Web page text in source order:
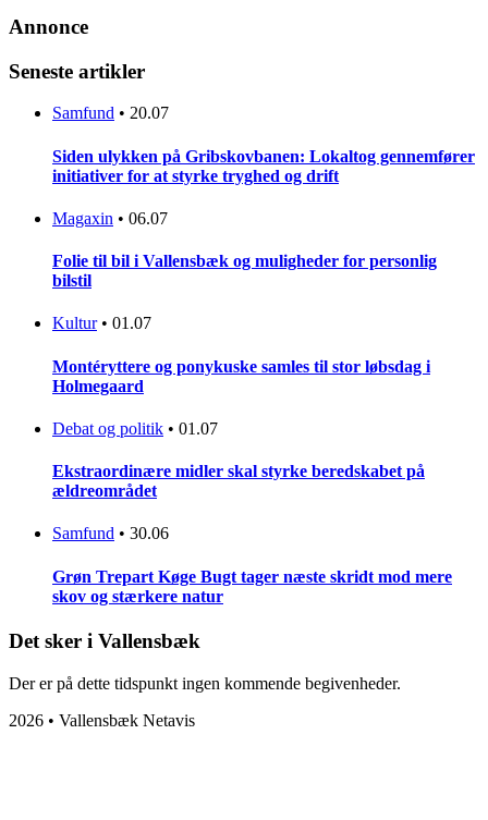
Annonce
Seneste artikler
Samfund • 20.07
Siden ulykken på Gribskovbanen: Lokaltog gennemfører
initiativer for at styrke tryghed og drift
Magaxin • 06.07
Folie til bil i Vallensbæk og muligheder for personlig
bilstil
Kultur • 01.07
Montéryttere og ponykuske samles til stor løbsdag i
Holmegaard
Debat og politik • 01.07
Ekstraordinære midler skal styrke beredskabet på
ældreområdet
Samfund • 30.06
Grøn Trepart Køge Bugt tager næste skridt mod mere
skov og stærkere natur
Det sker i Vallensbæk
Der er på dette tidspunkt ingen kommende begivenheder.
2026 • Vallensbæk Netavis